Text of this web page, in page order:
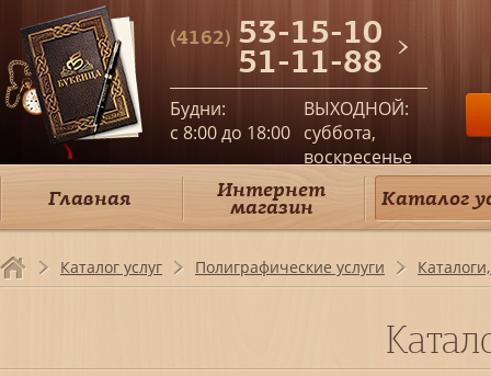
(4162) 53-15-10
51-11-88
Будни:
c 8:00 до 18:00
ВЫХОДНОЙ:
суббота,
воскресенье
Главная Интернет
магазин Каталог
Каталог услуг Полиграфические услуги